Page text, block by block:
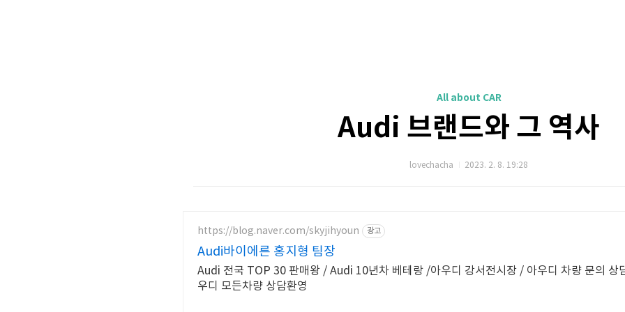
All about CAR
Audi 브랜드와 그 역사
lovechacha 2023. 2. 8. 19:28
https://blog.naver.com/skyjihyoun 광고
Audi바이에른 홍지형 팀장
Audi 전국 TOP 30 판매왕 / Audi 10년차 베테랑 /아우디 강서전시장 / 아우디 차량 문의 상
우디 모든차량 상담환영